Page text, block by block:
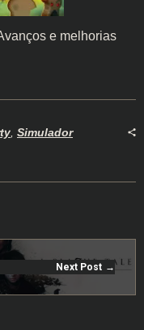
e melhorias
Simulador
Next Post